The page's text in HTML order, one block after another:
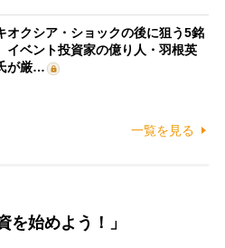
オクシア・ショックの後に狙う5銘
イベント投資家の億り人・羽根英
が厳…
一覧を見る
を始めよう！」